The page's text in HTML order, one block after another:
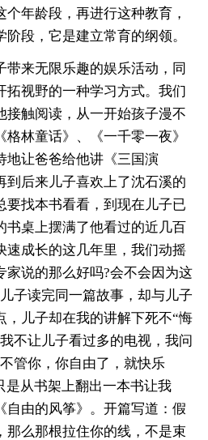
年龄段，再进行这种教育，
段，它是建立常育的纲领。
来无限乐趣的娱乐活动，同
拓视野的一种学习方式。我们
接触阅读，从一开始孩子漫不
林童话》、《一千零一夜》
让爸爸给他讲《三国演
后来儿子喜欢上了沈石溪的
要找本书看看，到现在儿子已
书桌上摆满了他看过的近几百
速成长的这几年里，我们动摇
家说的那么好吗?会不会因为这
子读完同一篇故事，却与儿子
，儿子却在我的讲解下死不“悔
不让儿子看过多的电视，我问
管你，你自由了，就快乐
是从书架上翻出一本书让我
自由的风筝》。开篇写道：假
那么那根拉住你的线，不是束